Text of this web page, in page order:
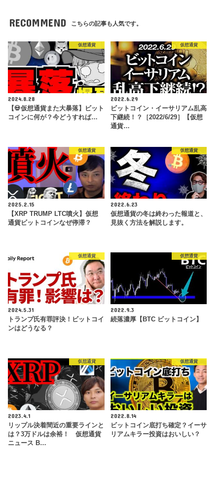
RECOMMEND こちらの記事も人気です。
仮想通貨
2024.8.28
【💀仮想通貨また大暴落】ビット
コインに何が？今どうすれば…
仮想通貨
2022.6.29
ビットコイン・イーサリアム乱高
下継続！？［2022/6/29］【仮想
通貨…
仮想通貨
2025.2.15
【XRP TRUMP LTC噴火】仮想
通貨ビットコインなぜ停滞？
仮想通貨
2022.6.23
仮想通貨の冬は終わった報道と、
見抜く方法を解説します。
仮想通貨
2024.5.31
トランプ氏有罪評決！ビットコイ
ンはどうなる？
仮想通貨
2022.9.3
続落濃厚【BTC ビットコイン】
仮想通貨
2023.4.1
リップル決着間近の重要ラインと
は？3万ドルは余裕！ 仮想通貨
ニュース B…
仮想通貨
2022.8.14
ビットコイン底打ち確定？イーサ
リアムキラー投資はおいしい？